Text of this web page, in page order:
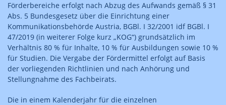
Förderbereiche erfolgt nach Abzug des Aufwands gemäß § 31
Abs. 5 Bundesgesetz über die Einrichtung einer
Kommunikationsbehörde Austria, BGBl. I 32/2001 idf BGBl. I
47/2019 (in weiterer Folge kurz „KOG“) grundsätzlich im
Verhältnis 80 % für Inhalte, 10 % für Ausbildungen sowie 10 %
für Studien. Die Vergabe der Fördermittel erfolgt auf Basis
der vorliegenden Richtlinien und nach Anhörung und
Stellungnahme des Fachbeirats.
Die in einem Kalenderjahr für die einzelnen